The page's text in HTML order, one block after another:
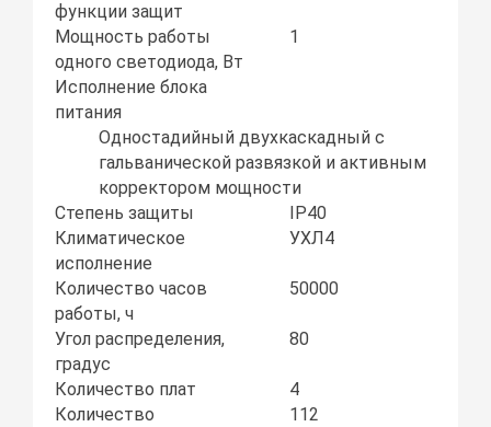
функции защит
Мощность работы
одного светодиода, Вт
1
Исполнение блока
питания
Одностадийный двухкаскадный с
гальванической развязкой и активным
корректором мощности
Степень защиты
IP40
Климатическое
исполнение
УХЛ4
Количество часов
работы, ч
50000
Угол распределения,
градус
80
Количество плат
4
Количество
112